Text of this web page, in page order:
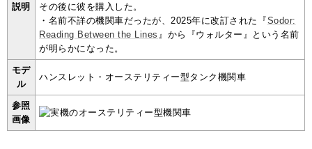
説明
その後に彼を購入した。
・名前不詳の機関車だったが、2025年に改訂された『Sodor:
Reading Between the Lines 』から『ウォルター』という名前
が明らかになった。
モデ
ル
ハンスレット・オーステリティー型タンク機関車
参照
画像